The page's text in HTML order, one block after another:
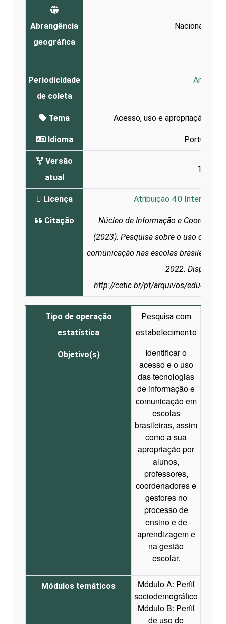
Abrangência
geográfica
Nacional (
Periodicidade
de coleta
Anual
Tema Acesso, uso e apropriação da
Idioma Português
Versão
atual
1.0
Licença Atribuição 4.0
Citação
Núcleo de Informação e
(2023). Pesquisa sobre o uso das
comunicação nas escolas brasileiras:
2022. Disponível
http://cetic.br/pt/arquivos/
Tipo de operação
estatística
Pesquisa com
estabelecimento
Objetivo(s)
Identificar o
acesso e o uso
das tecnologias
de informação e
comunicação em
escolas
brasileiras, assim
como a sua
apropriação por
alunos,
professores,
coordenadores e
gestores no
processo de
ensino e de
aprendizagem e
na gestão
escolar.
Módulos temáticos
Módulo A: Perfil
sociodemográfico
Módulo B: Perfil
de uso de